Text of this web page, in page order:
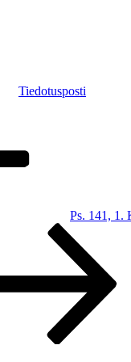
Tiedotusposti
Ps. 141, 1.